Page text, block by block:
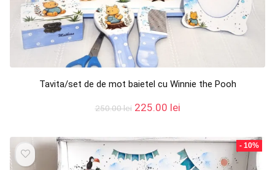
Tavita/set de de mot baietel cu Winnie the Pooh
250.00lei Prețul
fost:
250.00 lei.
225.00 leiPrețul
225.00 lei.
- 10%